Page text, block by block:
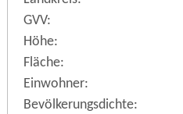
GVV:
Höhe:
Fläche:
Einwohner:
Bevölkerungsdichte: